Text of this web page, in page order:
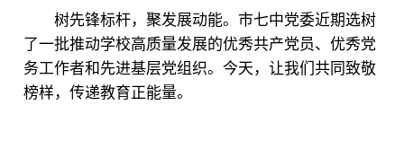
树先锋标杆，聚发展动能。市七中党委近期选树
了一批推动学校高质量发展的优秀共产党员、优秀党
务工作者和先进基层党组织。今天，让我们共同致敬
榜样，传递教育正能量。